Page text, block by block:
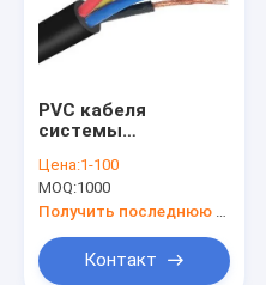
PVC кабеля
системы
0.5~0.8MM
многожильный
изолированный PVC
обшил
Цена:1-100
MOQ:1000
Контакт